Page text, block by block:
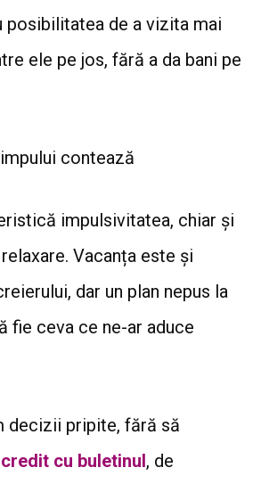
posibilitatea de a vizita mai
ele pe jos, fără a da bani pe
contează
impulsivitatea, chiar și
Vacanța este și
dar un plan nepus la
fie ceva ce ne-ar aduce
decizii pripite, fără să
credit cu buletinul, de